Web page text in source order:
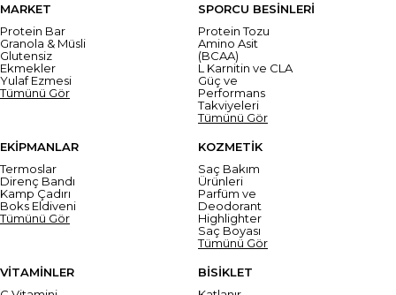
MARKET
Protein Bar
Granola & Müsli
Glutensiz
Ekmekler
Yulaf Ezmesi
Tümünü Gör
SPORCU BESİNLERİ
Protein Tozu
Amino Asit
(BCAA)
L Karnitin ve CLA
Güç ve
Performans
Takviyeleri
Tümünü Gör
EKİPMANLAR
Termoslar
Direnç Bandı
Kamp Çadırı
Boks Eldiveni
Tümünü Gör
KOZMETİK
Saç Bakım
Ürünleri
Parfüm ve
Deodorant
Highlighter
Saç Boyası
Tümünü Gör
VİTAMİNLER
BİSİKLET